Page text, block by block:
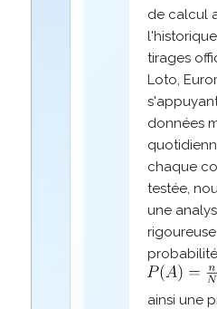
de calcul
tirages
Loto,
données
chaque
testée,
une
ainsi une